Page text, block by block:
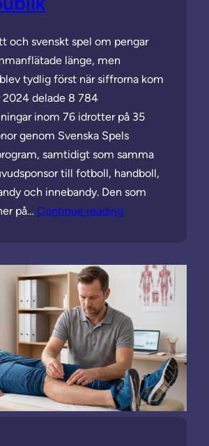
och svenskt spel om pengar
länge, men
tydlig först när siffrorna kom
2024 delade 8 784
inom 76 idrotter på 35
genom Svenska Spels
samtidigt som samma
till fotboll, handboll,
och innebandy. Den som
på… Continue reading